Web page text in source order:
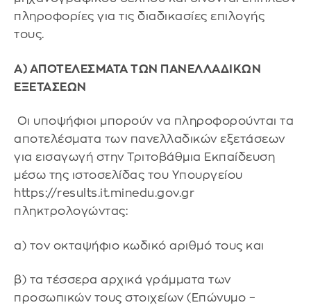
πληροφορίες για τις διαδικασίες επιλογής
τους.
Α) ΑΠΟΤΕΛΕΣΜΑΤΑ ΤΩΝ ΠΑΝΕΛΛΑΔΙΚΩΝ
ΕΞΕΤΑΣΕΩΝ
Οι υποψήφιοι μπορούν να πληροφορούνται τα
αποτελέσματα των πανελλαδικών εξετάσεων
για εισαγωγή στην Τριτοβάθμια Εκπαίδευση
μέσω της ιστοσελίδας του Υπουργείου
https://results.it.minedu.gov.gr
πληκτρολογώντας:
α) τον οκταψήφιο κωδικό αριθμό τους και
β) τα τέσσερα αρχικά γράμματα των
προσωπικών τους στοιχείων (Επώνυμο –